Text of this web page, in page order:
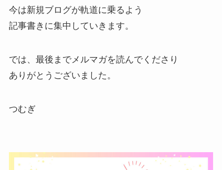
今は新規ブログが軌道に乗るよう
記事書きに集中していきます。
では、最後までメルマガを読んでくださり
ありがとうございました。
つむぎ